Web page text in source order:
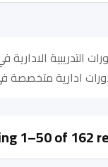
التدريبية الادارية
ادارية متخصصة
1–50 of 162